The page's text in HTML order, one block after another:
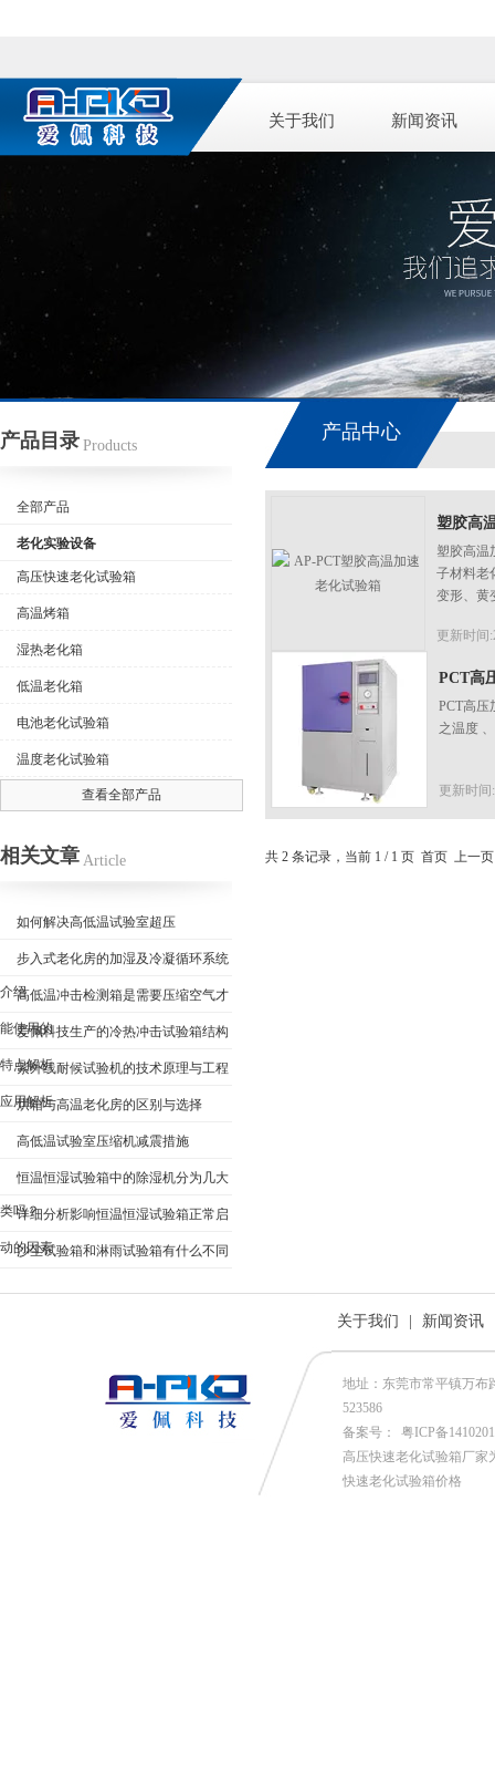
关于我们 新闻资讯
产品目录 Products
全部产品
老化实验设备
高压快速老化试验箱
高温烤箱
湿热老化箱
低温老化箱
电池老化试验箱
温度老化试验箱
查看全部产品
相关文章 Article
如何解决高低温试验室超压
步入式老化房的加湿及冷凝循环系统
介绍高低温冲击检测箱是需要压缩空气才
能使用的
爱佩科技生产的冷热冲击试验箱结构
特点解析
紫外线耐候试验机的技术原理与工程
应用解析
烘箱与高温老化房的区别与选择
高低温试验室压缩机减震措施
恒温恒湿试验箱中的除湿机分为几大
类吗？
详细分析影响恒温恒湿试验箱正常启
动的因素
沙尘试验箱和淋雨试验箱有什么不同
产品中心
塑胶高
塑胶高温
子材料老
变形、黄
更新时间
PCT高
PCT高压
之温度
更新时间
共 2 条记录，当前 1 / 1 页 首页 上一
关于我们 新闻资讯
地址：东莞市常平镇万布
523586
备案号：
粤ICP备
高压快速老化试验箱厂家
快速老化试验箱价格